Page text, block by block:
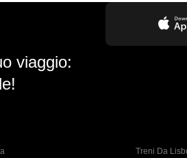
viaggio:
Treni Da